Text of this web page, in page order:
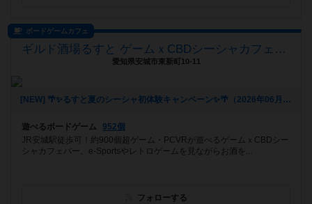
ボードゲームカフェ
ギルド酒場るすと ゲームｘCBDシーシャカフェバー
愛知県安城市東新町10-11
[NEW] 🌴✨るすと夏のシーシャ初体験キャンペーン✨🌴（2026年06月03日 02時03分）
遊べるボードゲーム
952個
JR安城駅徒歩可！約900個超ゲーム・PCVRが遊べるゲームｘCBDシー
シャカフェバー。e-Sportsやレトロゲームを見ながらお酒を...
フォローする